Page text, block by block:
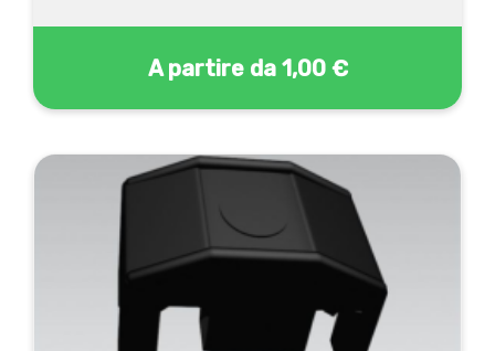
A partire da 1,00 €